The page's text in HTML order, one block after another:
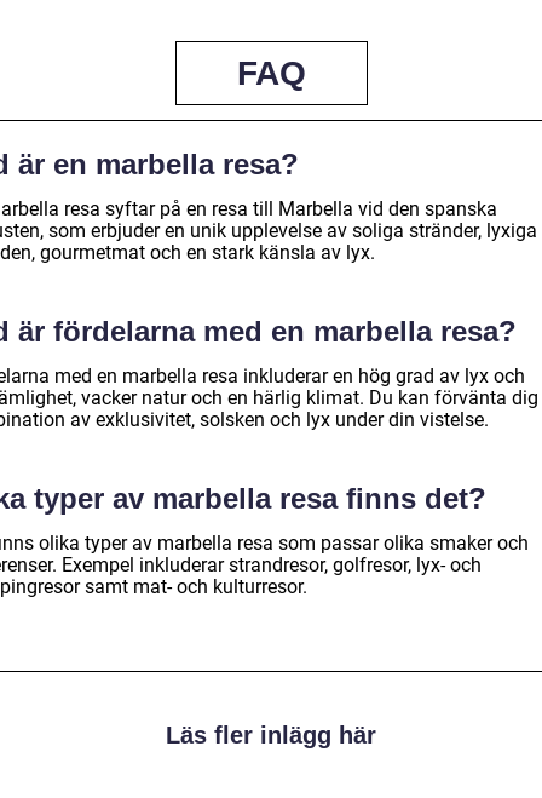
FAQ
är en marbella resa?
resa syftar på en resa till Marbella vid den spanska
som erbjuder en unik upplevelse av soliga stränder, lyxiga
gourmetmat och en stark känsla av lyx.
är fördelarna med en marbella resa?
med en marbella resa inkluderar en hög grad av lyx och
vacker natur och en härlig klimat. Du kan förvänta dig
av exklusivitet, solsken och lyx under din vistelse.
typer av marbella resa finns det?
olika typer av marbella resa som passar olika smaker och
Exempel inkluderar strandresor, golfresor, lyx- och
samt mat- och kulturresor.
Läs fler inlägg här